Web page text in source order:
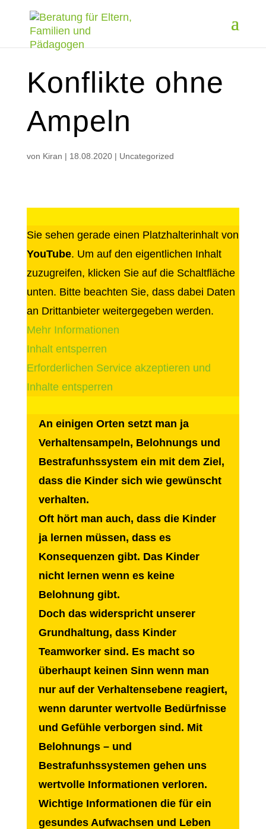
Konflikte ohne
Ampeln
von Kiran | 18.08.2020| Uncategorized
Sie sehen gerade einen Platzhalterinhalt von
YouTube. Um auf den eigentlichen Inhalt
zuzugreifen, klicken Sie auf die Schaltfläche
unten. Bitte beachten Sie, dass dabei Daten
an Drittanbieter weitergegeben werden.
Mehr Informationen
Inhalt entsperren
Erforderlichen Service akzeptieren und
Inhalte entsperren
An einigen Orten setzt man ja
Verhaltensampeln, Belohnungs und
Bestrafunhssystem ein mit dem Ziel,
dass die Kinder sich wie gewünscht
verhalten.
Oft hört man auch, dass die Kinder
ja lernen müssen, dass es
Konsequenzen gibt. Das Kinder
nicht lernen wenn es keine
Belohnung gibt.
Doch das widerspricht unserer
Grundhaltung, dass Kinder
Teamworker sind. Es macht so
überhaupt keinen Sinn wenn man
nur auf der Verhaltensebene reagiert,
wenn darunter wertvolle Bedürfnisse
und Gefühle verborgen sind. Mit
Belohnungs – und
Bestrafunhssystemen gehen uns
wertvolle Informationen verloren.
Wichtige Informationen die für ein
gesundes Aufwachsen und Leben